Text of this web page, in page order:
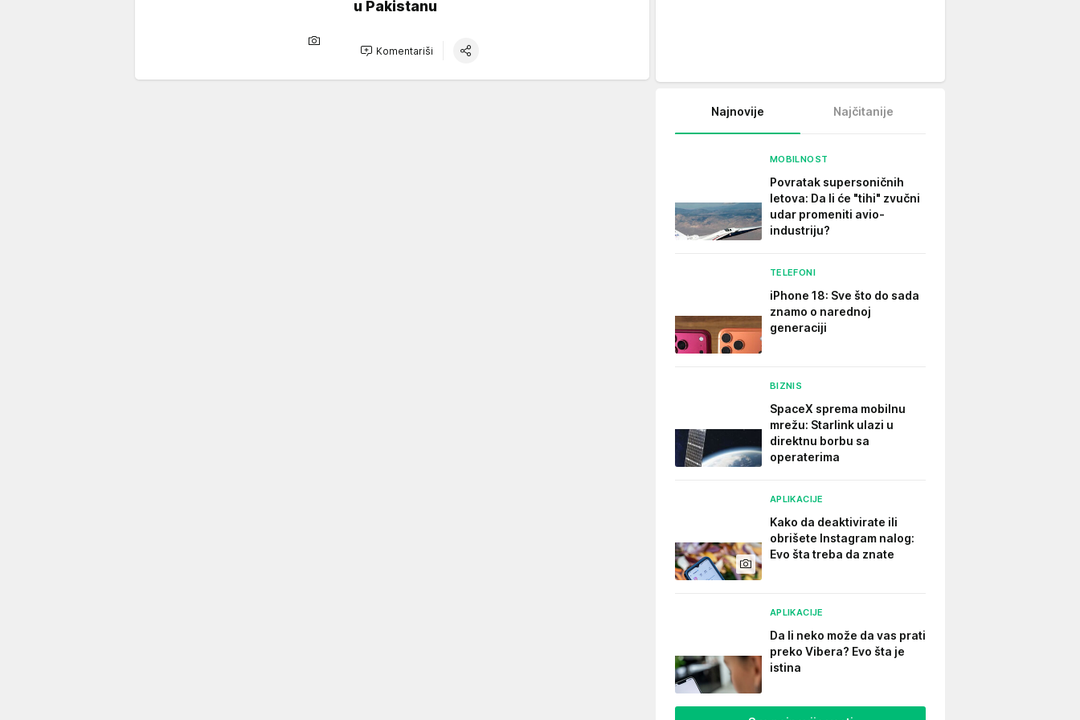
u Pakistanu
Komentariši
Najnovije Najčitanije
MOBILNOST
Povratak supersoničnih
letova: Da li će "tihi" zvučni
udar promeniti avio-
industriju?
TELEFONI
iPhone 18: Sve što do sada
znamo o narednoj
generaciji
BIZNIS
SpaceX sprema mobilnu
mrežu: Starlink ulazi u
direktnu borbu sa
operaterima
APLIKACIJE
Kako da deaktivirate ili
obrišete Instagram nalog:
Evo šta treba da znate
APLIKACIJE
Da li neko može da vas prati
preko Vibera? Evo šta je
istina